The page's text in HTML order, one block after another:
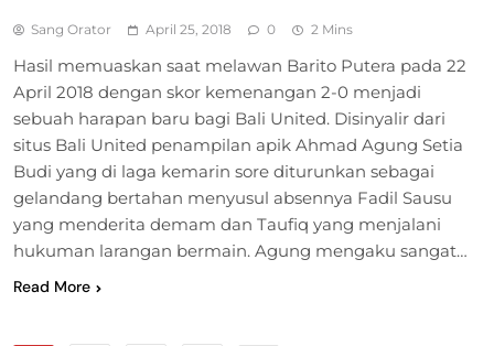
Sang Orator April 25, 2018 0 2 Mins
Hasil memuaskan saat melawan Barito Putera pada 22
April 2018 dengan skor kemenangan 2-0 menjadi
sebuah harapan baru bagi Bali United. Disinyalir dari
situs Bali United penampilan apik Ahmad Agung Setia
Budi yang di laga kemarin sore diturunkan sebagai
gelandang bertahan menyusul absennya Fadil Sausu
yang menderita demam dan Taufiq yang menjalani
hukuman larangan bermain. Agung mengaku sangat…
Read More